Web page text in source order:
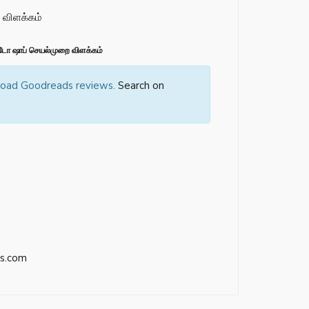
ஷாப் செயல்முறை விளக்கம்
Goodreads reviews. Search on